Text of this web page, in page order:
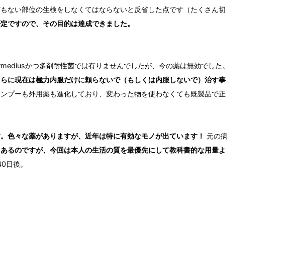
ない部位の生検をしなくてはならないと反省した点です（たくさん切
ですので、その目的は達成できました。
かつ多剤耐性菌では有りませんでしたが、今の薬は無効でした。
に現在は極力内服だけに頼らないで（もしくは内服しないで）治す事
プーも外用薬も進化しており、変わった物を使わなくても既製品で正
色々な薬がありますが、近年は特に有効なモノが出ています！ 元の病
るのですが、今回は本人の生活の質を最優先にして教科書的な用量よ
日後。